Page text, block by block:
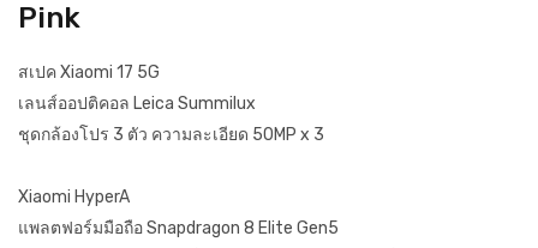
Pink
สเปค Xiaomi 17 5G
เลนส์ออปติคอล Leica Summilux
ชุดกล้องโปร 3 ตัว ความละเอียด 50MP x 3
Xiaomi HyperA
แพลตฟอร์มมือถือ Snapdragon 8 Elite Gen5